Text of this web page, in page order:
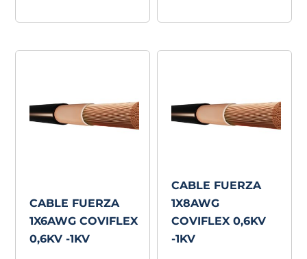
CABLE FUERZA
1X6AWG COVIFLEX
0,6KV -1KV
CABLE FUERZA
1X8AWG
COVIFLEX 0,6KV
-1KV